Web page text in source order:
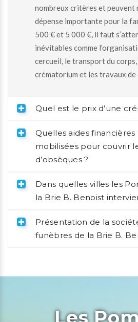
nombreux critères et peuvent
dépense importante pour la
500 € et 5 000 €, il faut
inévitables comme
cercueil, le transport du
crématorium et les travaux de
Quel est le prix d’une
Quelles aides
mobilisées pour couvrir
d’obsèques ?
Dans quelles villes les
la Brie B. Benoist
Présentation de la
funèbres de la Brie B.
Les